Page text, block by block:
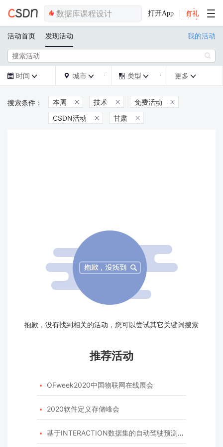
打开App
活动首页 发现活动 我的活动

 时间   城市   类型  更多 
本周  技术  免费活动 
CSDN活动  甘肃 
抱歉，没有找到相关的活动，您可以尝试其它关键词搜索
推荐活动
 OFweek2020中国物联网在线展会
 2020软件定义存储峰会
 基于INTERACTION数据集的自动驾驶预测模型挑战赛